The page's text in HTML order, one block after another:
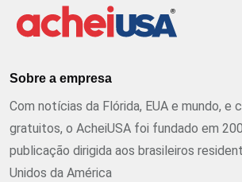
Sobre a empresa
Com notícias da Flórida, EUA e mundo, e
gratuitos, o AcheiUSA foi fundado em
publicação dirigida aos brasileiros
Unidos da América